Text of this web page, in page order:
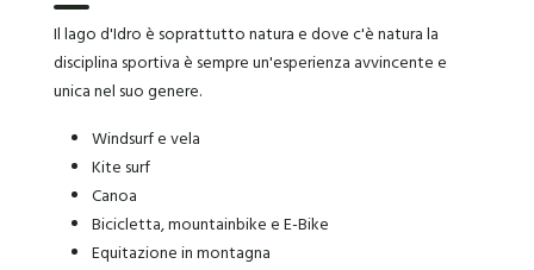
Il lago d'Idro è soprattutto natura e dove c'è natura la
disciplina sportiva è sempre un'esperienza avvincente e
unica nel suo genere.
Windsurf e vela
Kite surf
Canoa
Bicicletta, mountainbike e E-Bike
Equitazione in montagna